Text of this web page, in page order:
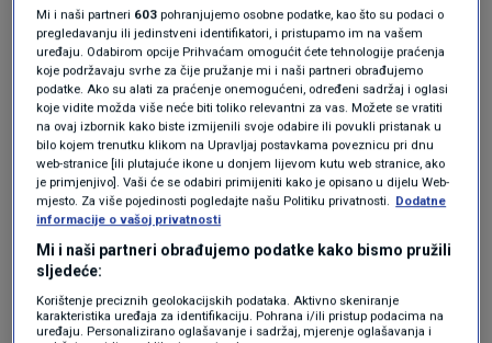
"Jedina stvarna preostala nada mi je otići sa
svinjskim srcem, ksenotransplantacijom",
rekao je Faucette bolnici u internom intervjuu
nekoliko dana prije operacije.
"Nemamo nikakvih očekivanja osim što se
nadamo da ćemo više vremena provoditi
zajedno", rekla je tada njegova supruga Ann
Faucette.
Mi i naši partneri 603 pohranjujemo osobne podatke, kao što su podaci o
pregledavanju ili jedinstveni identifikatori, i pristupamo im na vašem
uređaju. Odabirom opcije Prihvaćam omogućit ćete tehnologije praćenja
koje podržavaju svrhe za čije pružanje mi i naši partneri obrađujemo
podatke. Ako su alati za praćenje onemogućeni, određeni sadržaj i oglasi
koje vidite možda više neće biti toliko relevantni za vas. Možete se vratiti
na ovaj izbornik kako biste izmijenili svoje odabire ili povukli pristanak u
bilo kojem trenutku klikom na Upravljaj postavkama poveznicu pri dnu
web-stranice [ili plutajuće ikone u donjem lijevom kutu web stranice, ako
je primjenjivo]. Vaši će se odabiri primijeniti kako je opisano u dijelu Web-
mjesto. Za više pojedinosti pogledajte našu Politiku privatnosti. Dodatne
informacije o vašoj privatnosti
Mi i naši partneri obrađujemo podatke kako bismo pružili
sljedeće:
Korištenje preciznih geolokacijskih podataka. Aktivno skeniranje
karakteristika uređaja za identifikaciju. Pohrana i/ili pristup podacima na
uređaju. Personalizirano oglašavanje i sadržaj, mjerenje oglašavanja i